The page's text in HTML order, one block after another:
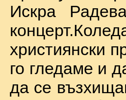
Искра
християнски
го гледаме и
да се